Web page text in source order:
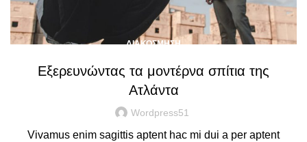
ΔΙΑΚΌΣΜΗΣΗ
Εξερευνώντας τα μοντέρνα σπίτια της
Ατλάντα
Wordpress51
Vivamus enim sagittis aptent hac mi dui a per aptent